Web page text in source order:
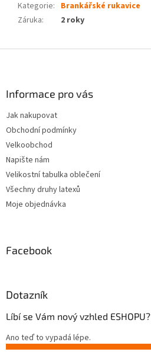
Kategorie: Brankářské rukavice
Záruka: 2 roky
Informace pro vás
Jak nakupovat
Obchodní podmínky
Velkoobchod
Napište nám
Velikostní tabulka oblečení
Všechny druhy latexů
Moje objednávka
Facebook
Dotazník
Líbí se Vám nový vzhled ESHOPU?
Ano teď to vypadá lépe.